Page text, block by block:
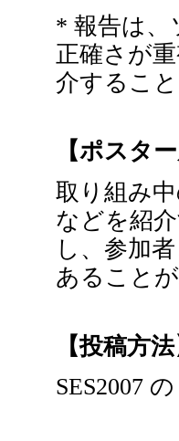
* 報告は、
正確さが
介するこ
【ポスター
取り組み
などを紹
し、参加
あること
【投稿方法
SES2007